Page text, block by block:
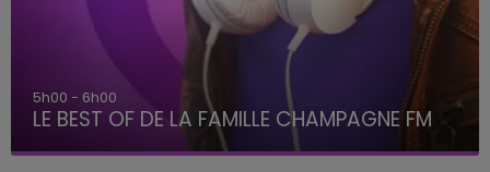
5h00 - 6h00
LE BEST OF DE LA FAMILLE CHAMPAGNE FM